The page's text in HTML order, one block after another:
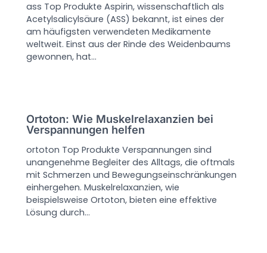
ass Top Produkte Aspirin, wissenschaftlich als
Acetylsalicylsäure (ASS) bekannt, ist eines der
am häufigsten verwendeten Medikamente
weltweit. Einst aus der Rinde des Weidenbaums
gewonnen, hat…
Ortoton: Wie Muskelrelaxanzien bei
Verspannungen helfen
ortoton Top Produkte Verspannungen sind
unangenehme Begleiter des Alltags, die oftmals
mit Schmerzen und Bewegungseinschränkungen
einhergehen. Muskelrelaxanzien, wie
beispielsweise Ortoton, bieten eine effektive
Lösung durch…